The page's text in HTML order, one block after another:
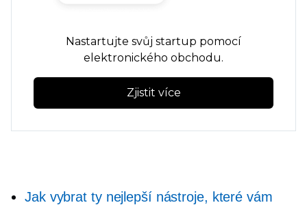
Nastartujte svůj startup pomocí
elektronického obchodu.
Zjistit více
Jak vybrat ty nejlepší nástroje, které vám